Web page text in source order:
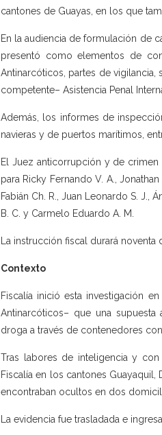
cantones de Guayas, en los que
En la audiencia de formulación de
presentó como elementos de
Antinarcóticos, partes de
competente– Asistencia Penal
Además, los informes de
navieras y de puertos marítimos,
El Juez anticorrupción y de
para Ricky Fernando V. A.,
Fabián Ch. R., Juan Leonardo S. J.,
B. C. y Carmelo Eduardo A. M.
La instrucción fiscal durará noventa
Contexto
Fiscalía inició esta investigación
Antinarcóticos– que una
droga a través de contenedores
Tras labores de inteligencia y
Fiscalía en los cantones
encontraban ocultos en dos
La evidencia fue trasladada e